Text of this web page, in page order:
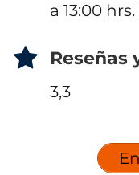
a 13:00
Reseñas
3,3